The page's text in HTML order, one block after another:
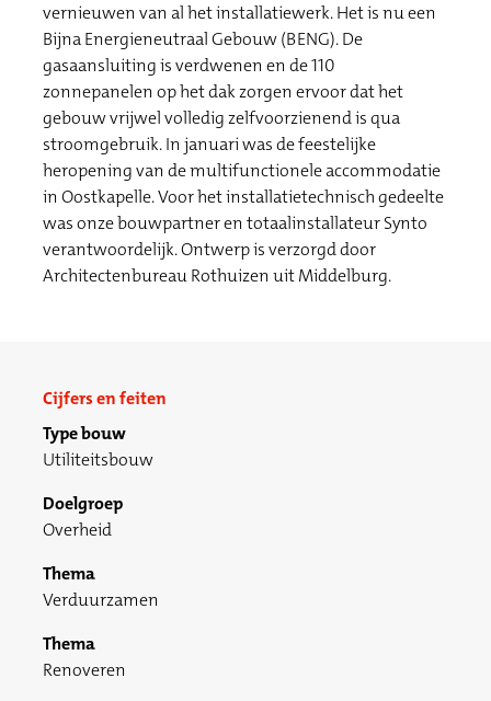
vernieuwen van al het installatiewerk. Het is nu een
Bijna Energieneutraal Gebouw (BENG). De
gasaansluiting is verdwenen en de 110
zonnepanelen op het dak zorgen ervoor dat het
gebouw vrijwel volledig zelfvoorzienend is qua
stroomgebruik. In januari was de feestelijke
heropening van de multifunctionele accommodatie
in Oostkapelle. Voor het installatietechnisch gedeelte
was onze bouwpartner en totaalinstallateur Synto
verantwoordelijk. Ontwerp is verzorgd door
Architectenbureau Rothuizen uit Middelburg.
Cijfers en feiten
Type bouw
Utiliteitsbouw
Doelgroep
Overheid
Thema
Verduurzamen
Thema
Renoveren